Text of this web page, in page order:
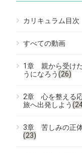
カリキュラム目次
すべての動画
1章 親から受け
うになろう(26)
2章 心を整える
旅へ出発しよう
3章 苦しみの正
(23)